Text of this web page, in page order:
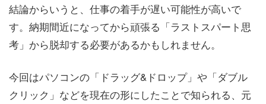
結論からいうと、仕事の着手が遅い可能性が高いで
す。納期間近になってから頑張る「ラストスパート思
考」から脱却する必要があるかもしれません。
今回はパソコンの「ドラッグ&ドロップ」や「ダブル
クリック」などを現在の形にしたことで知られる、元